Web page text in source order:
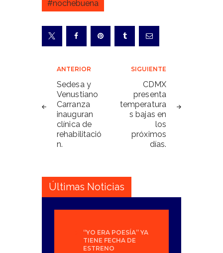
#nochebuena
Navegación
de
entradas
ANTERIOR
Sedesa y
Venustiano
Carranza
inauguran
clínica de
rehabilitació
n.
SIGUIENTE
CDMX
presenta
temperatura
s bajas en
los
próximos
días.
Últimas Noticias
“YO ERA POESÍA” YA
TIENE FECHA DE
ESTRENO